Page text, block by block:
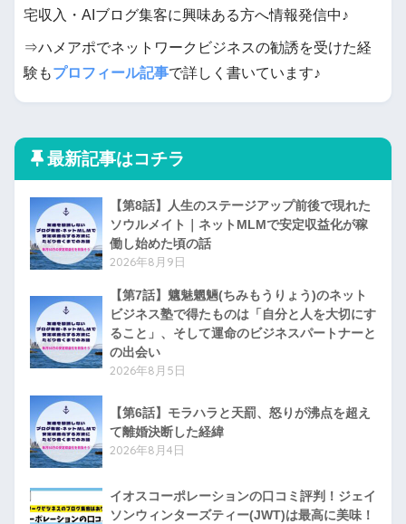
宅収入・AIブログ集客に興味ある方へ情報発信中♪
⇒ハメアポでネットワークビジネスの勧誘を受けた経
験もプロフィール記事で詳しく書いています♪
最新記事はコチラ
【第8話】人生のステージアップ前後で現れた
ソウルメイト｜ネットMLMで安定収益化が稼
働し始めた頃の話
2026年8月9日
【第7話】魑魅魍魎(ちみもうりょう)のネット
ビジネス塾で得たものは「自分と人を大切にす
ること」、そして運命のビジネスパートナーと
の出会い
2026年8月5日
【第6話】モラハラと天罰、怒りが沸点を超え
て離婚決断した経緯
2026年8月4日
イオスコーポレーションの口コミ評判！ジェイ
ソンウィンターズティー(JWT)は最高に美味！